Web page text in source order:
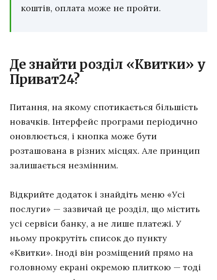
коштів, оплата може не пройти.
Де знайти розділ «Квитки» у
Приват24?
Питання, на якому спотикається більшість
новачків. Інтерфейс програми періодично
оновлюється, і кнопка може бути
розташована в різних місцях. Але принцип
залишається незмінним.
Відкрийте додаток і знайдіть меню «Усі
послуги» — зазвичай це розділ, що містить
усі сервіси банку, а не лише платежі. У
ньому прокрутіть список до пункту
«Квитки». Іноді він розміщений прямо на
головному екрані окремою плиткою — тоді